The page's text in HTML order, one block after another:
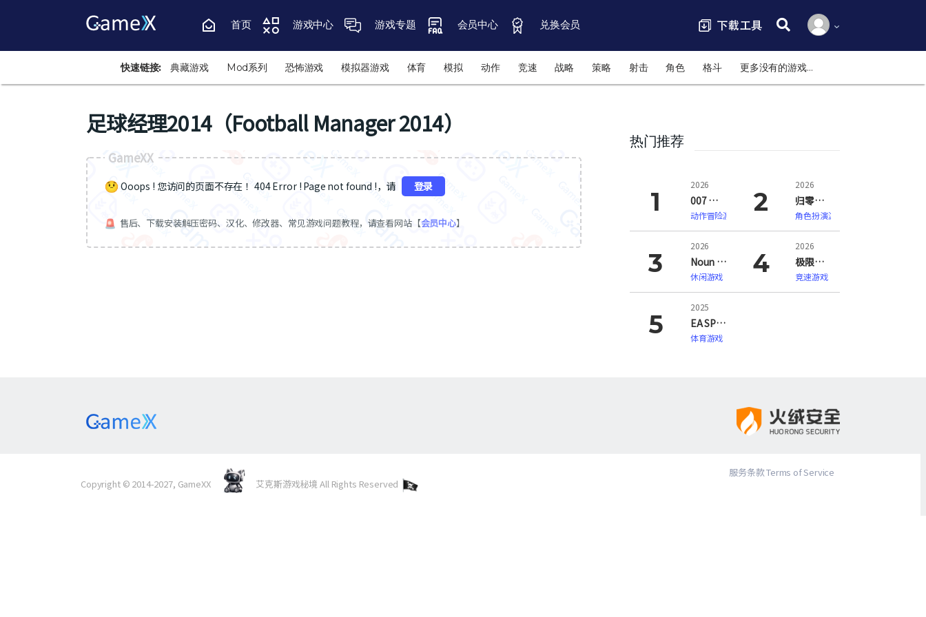
首页 游戏中心 游戏专题 会员中心 兑换会员
搜索:
快速链接: 典藏游戏 Mod系列 恐怖游戏 模拟器游戏 体育 模拟 动作 竞速 战略 策略 射击 角色 格斗 更多没有的游戏…
足球经理2014（Football Manager 2014）
GameXX
Ooops ! 您访问的页面不存在 ！404 Error ! Page not found !，请 登录
售后、下载安装解压密码、汉化、修改器、常见游戏问题教程，请查看网站【会员中心】
热门推荐
2026
007 初露锋芒（007 First Light）
动作冒险游戏
2026
归零巡礼：亡谍镇魂曲（ZERO PARADES: For Dead Spies）
角色扮演游戏
2026
Noun Town 语言学习（Noun Town Language Learning）
休闲游戏
2026
极限竞速：地平线6（Forza Horizon 6）
竞速游戏
2025
EA SPORTS FC 26
体育游戏
Copyright © 2014-2027, GameXX 艾克斯游戏秘境 All Rights Reserved
服务条款 Terms of Service